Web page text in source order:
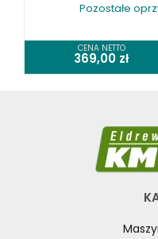
Pozostałe
CENA NETTO
369,00 zł